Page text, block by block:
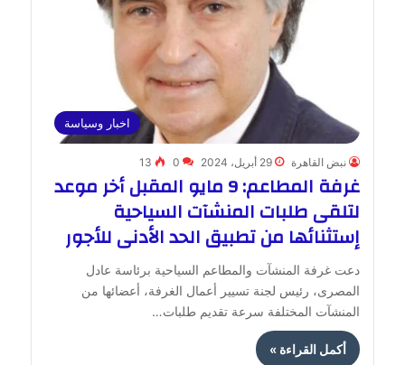
اخبار وسياسة
نبض القاهرة 29 أبريل، 2024 0
13
غرفة المطاعم: 9 مايو المقبل أخر موعد
لتلقى طلبات المنشآت السياحية
إستثنائها من تطبيق الحد الأدنى للأجور
دعت غرفة المنشآت والمطاعم السياحية برئاسة عادل
المصرى، رئيس لجنة تسيير أعمال الغرفة، أعضائها من
المنشآت المختلفة سرعة تقديم طلبات…
أكمل القراءة »